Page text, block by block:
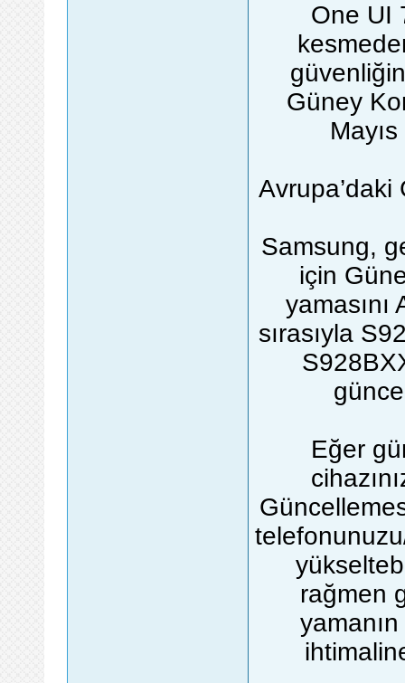
One UI
Güney
Samsung,
için
sırasıyla
Eğer
rağmen